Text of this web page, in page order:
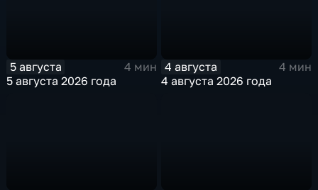
5 августа
4 мин
5 августа 2026 года
4 августа
4 мин
4 августа 2026 года